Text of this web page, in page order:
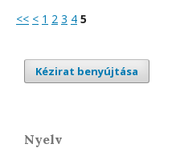
<< < 1 2 3 4 5
Kézirat benyújtása
Nyelv